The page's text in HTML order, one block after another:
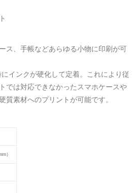
ス、手帳などあらゆる小物に印刷が可
インクが硬化して定着。これにより従
では対応できなかったスマホケースや
質素材へのプリントが可能です。
）